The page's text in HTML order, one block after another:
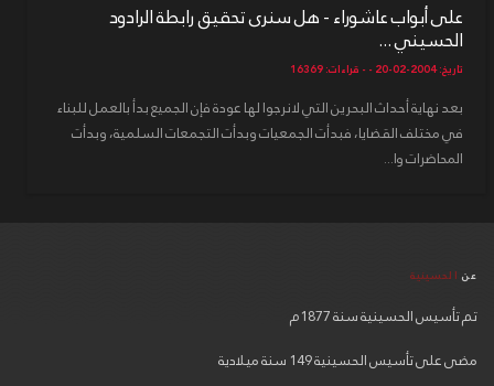
على أبواب عاشوراء - هل سنرى تحقيق رابطة الرادود
الحسيني ...
تاريخ: 2004-02-20 - - قراءات: 16369
بعد نهاية أحداث البحرين التي لانرجوا لها عودة فإن الجميع بدأ بالعمل للبناء
في مختلف القضايا، فبدأت الجمعيات وبدأت التجمعات السلمية، وبدأت
المحاضرات وا...
عن الحسينية
تم تأسيس الحسينية سنة 1877م
مضى على تأسيس الحسينية 149 سنة ميلادية